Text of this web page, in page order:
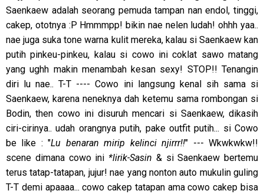
Saenkaew adalah seorang pemuda tampan nan endol, tinggi,
cakep, ototnya :P Hmmmpp! bikin nae nelen ludah! ohhh yaa..
nae juga suka tone warna kulit mereka, kalau si Saenkaew kan
putih pinkeu-pinkeu, kalau si cowo ini coklat sawo matang
yang ughh makin menambah kesan sexy! STOP!! Tenangin
diri lu nae.. T-T ---- Cowo ini langsung kenal sih sama si
Saenkaew, karena neneknya dah ketemu sama rombongan si
Bodin, then cowo ini disuruh mencari si Saenkaew, dikasih
ciri-cirinya.. udah orangnya putih, pake outfit putih... si Cowo
be like : "Lu benaran mirip kelinci njirrr!!" --- Wkwkwkw!!
scene dimana cowo ini *lirik-Sasin & si Saenkaew bertemu
terus tatap-tatapan, jujur! nae yang nonton auto mukulin guling
T-T demi apaaaa... cowo cakep tatapan ama cowo cakep bisa